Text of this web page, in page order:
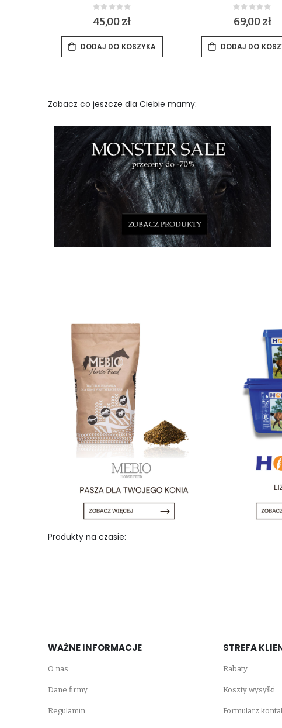
Rating:
0%
45,00 zł
DODAJ DO KOSZYKA
Rating:
0%
69,00 zł
DODAJ DO
Zobacz co jeszcze dla Ciebie mamy:
Produkty na czasie:
WAŻNE INFORMACJE
O nas
Dane firmy
Regulamin
STREFA
Rabaty
Koszty wysyłki
Formularz